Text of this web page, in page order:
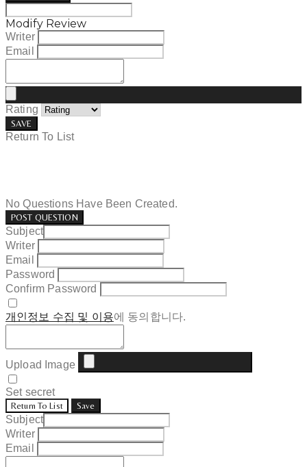
Modify Review
Writer
Email
Rating
SAVE
Return To List
No Questions Have Been Created.
POST QUESTION
Subject
Writer
Email
Password
Confirm Password
개인정보 수집 및 이용에 동의합니다.
Upload Image
Set secret
Return To List Save
Subject
Writer
Email